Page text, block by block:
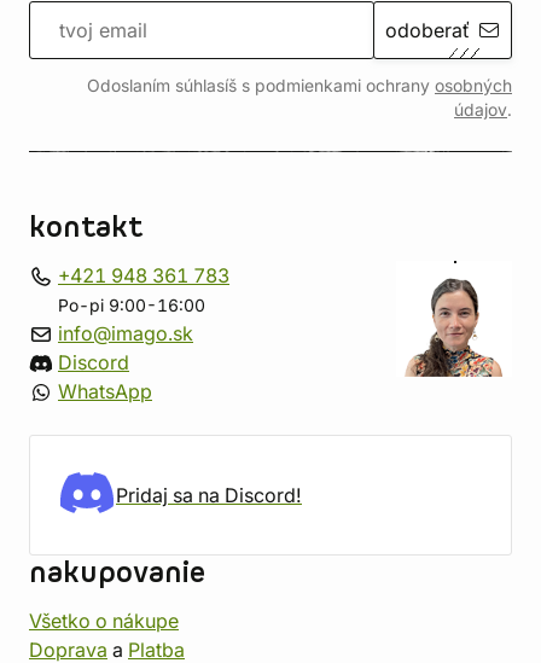
odoberať
Odoslaním súhlasíš s podmienkami ochrany osobných
údajov.
kontakt
+421 948 361 783
Po-pi 9:00-16:00
info@imago.sk
Discord
WhatsApp
Pridaj sa na Discord!
nakupovanie
Všetko o nákupe
Doprava a Platba